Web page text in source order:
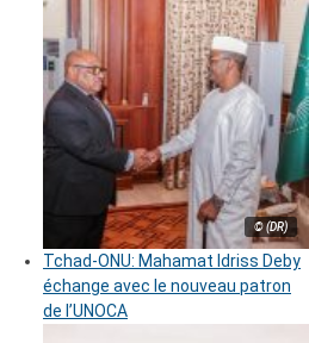
© (DR)
Tchad-ONU: Mahamat Idriss Deby
échange avec le nouveau patron
de l’UNOCA